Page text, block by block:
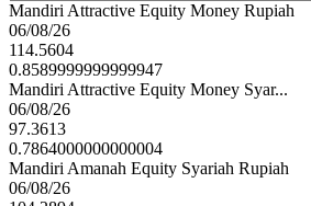
Mandiri Attractive Equity Money Rupiah
06/08/26
114.5604
0.8589999999999947
Mandiri Attractive Equity Money Syar...
06/08/26
97.3613
0.7864000000000004
Mandiri Amanah Equity Syariah Rupiah
06/08/26